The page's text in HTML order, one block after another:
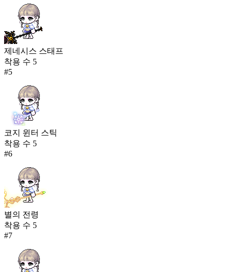
제네시스 스태프
착용 수 5
#5
코지 윈터 스틱
착용 수 5
#6
별의 전령
착용 수 5
#7